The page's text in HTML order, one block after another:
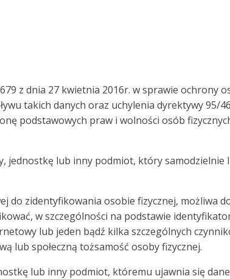
z dnia 27 kwietnia 2016r. w sprawie ochrony
takich danych oraz uchylenia dyrektywy 95/
podstawowych praw i wolności osób
jednostkę lub inny podmiot, który samodzielnie
do zidentyfikowania osobie fizycznej, możliwa
w szczególności na podstawie
lub jeden bądź kilka szczególnych
lub społeczną tożsamość osoby fizycznej.
lub inny podmiot, któremu ujawnia się